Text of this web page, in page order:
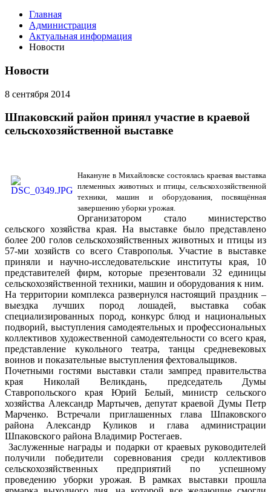
Главная
Администрация
Актуальная информация
Новости
Новости
8 сентября 2014
Шпаковский район принял участие в краевой
сельскохозяйственной выставке
Накануне в Михайловске состоялась краевая выставка
племенных животных и птицы, сельскохозяйственной
техники, машин и оборудования, посвящённая
завершению уборки урожая.
Организатором стало министерство
сельского хозяйства края. На выставке было представлено
более 200 голов сельскохозяйственных животных и птицы из
57-ми хозяйств со всего Ставрополья. Участие в выставке
приняли и научно-исследовательские институты края, 10
представителей фирм, которые презентовали 32 единицы
сельскохозяйственной техники, машин и оборудования к ним.
На территории комплекса развернулся настоящий праздник –
выездка лучших пород лошадей, выставка собак
специализированных пород, конкурс блюд и национальных
подворий, выступления самодеятельных и профессиональных
коллективов художественной самодеятельности со всего края,
представление кукольного театра, танцы средневековых
воинов и показательные выступления фехтовальщиков.
Почетными гостями выставки стали зампред правительства
края Николай Великдань, председатель Думы
Ставропольского края Юрий Белый, министр сельского
хозяйства Александр Мартычев, депутат краевой Думы Петр
Марченко. Встречали приглашенных глава Шпаковского
района Александр Куликов и глава администрации
Шпаковского района Владимир Ростегаев.
Заслуженные награды и подарки от краевых руководителей
получили победители соревнования среди коллективов
сельскохозяйственных предприятий по успешному
проведению уборки урожая. В рамках выставки прошла